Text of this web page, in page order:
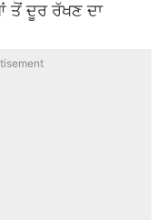
ਤੋਂ ਦੂਰ ਰੱਖਣ ਦਾ